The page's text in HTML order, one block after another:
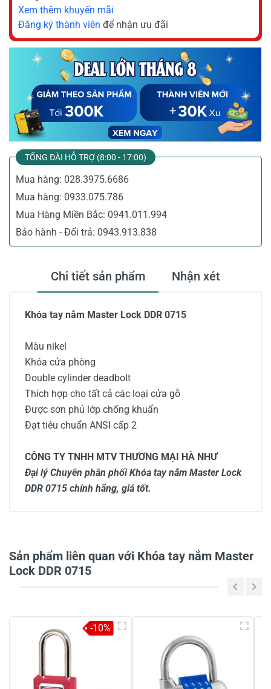
Xem thêm khuyến mãi
Đăng ký thành viên để nhận ưu đãi
TỔNG ĐÀI HỖ TRỢ (8:00 - 17:00)
Mua hàng: 028.3975.6686
Mua hàng: 0933.075.786
Mua Hàng Miền Bắc: 0941.011.994
Bảo hành - Đổi trả: 0943.913.838
Chi tiết sản phẩm Nhận xét
Khóa tay nắm Master Lock DDR 0715
Màu nikel
Khóa cửa phòng
Double cylinder deadbolt
Thích hợp cho tất cả các loại cửa gỗ
Được sơn phủ lớp chống khuẩn
Đạt tiêu chuẩn ANSI cấp 2
CÔNG TY TNHH MTV THƯƠNG MẠI HÀ NHƯ
Đại lý Chuyên phân phối Khóa tay nắm Master Lock
DDR 0715 chính hãng, giá tốt.
3
2
-
Sản phẩm liên quan với Khóa tay nắm Master
Lock DDR 0715
-10%